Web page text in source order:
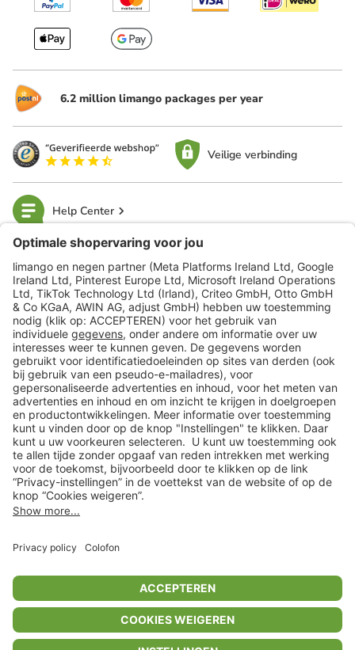
6.2 million limango packages per year
Veilige verbinding
Help Center
limango
Veilig winkelen
Klantenservice
Shop
Acties
limango.de limango.pl
** Alle prijsopgaven zijn inclusief belasting en exclusief verzendkosten